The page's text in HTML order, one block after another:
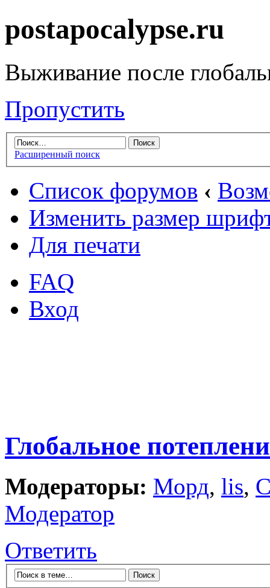
postapocalypse.ru
Выживание после
Пропустить
Расширенный поиск
Список форумов ‹
Изменить размер
Для печати
FAQ
Вход
Глобальное
Модераторы: Морд, lis,
Модератор
Ответить